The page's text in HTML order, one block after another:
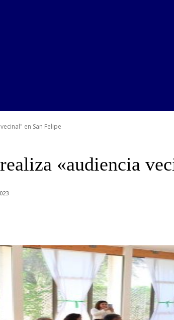
en San Felipe
«audiencia